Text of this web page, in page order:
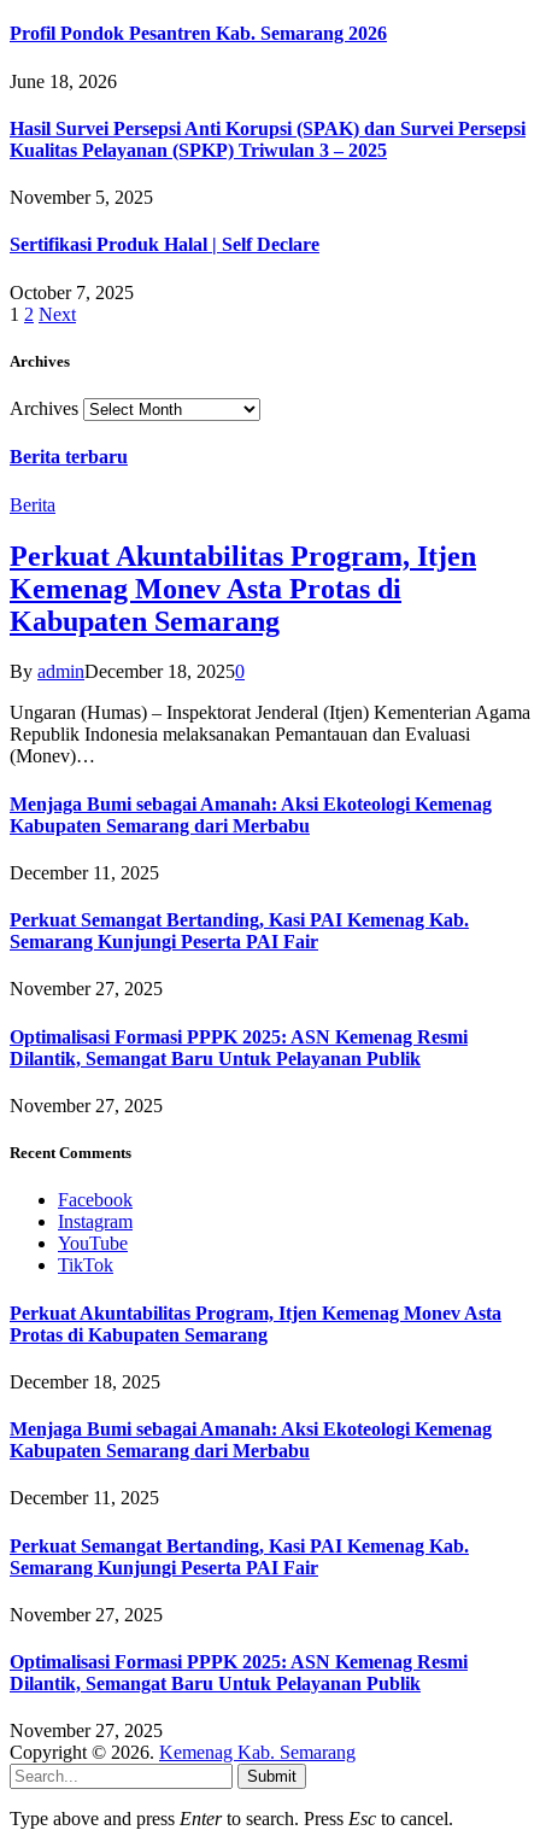
Profil Pondok Pesantren Kab. Semarang 2026
June 18, 2026
Hasil Survei Persepsi Anti Korupsi (SPAK) dan Survei Persepsi
Kualitas Pelayanan (SPKP) Triwulan 3 – 2025
November 5, 2025
Sertifikasi Produk Halal | Self Declare
October 7, 2025
1 2 Next
Archives
Archives
Berita terbaru
Berita
Perkuat Akuntabilitas Program, Itjen
Kemenag Monev Asta Protas di
Kabupaten Semarang
By adminDecember 18, 20250
Ungaran (Humas) – Inspektorat Jenderal (Itjen) Kementerian Agama
Republik Indonesia melaksanakan Pemantauan dan Evaluasi
(Monev)…
Menjaga Bumi sebagai Amanah: Aksi Ekoteologi Kemenag
Kabupaten Semarang dari Merbabu
December 11, 2025
Perkuat Semangat Bertanding, Kasi PAI Kemenag Kab.
Semarang Kunjungi Peserta PAI Fair
November 27, 2025
Optimalisasi Formasi PPPK 2025: ASN Kemenag Resmi
Dilantik, Semangat Baru Untuk Pelayanan Publik
November 27, 2025
Recent Comments
Facebook
Instagram
YouTube
TikTok
Perkuat Akuntabilitas Program, Itjen Kemenag Monev Asta
Protas di Kabupaten Semarang
December 18, 2025
Menjaga Bumi sebagai Amanah: Aksi Ekoteologi Kemenag
Kabupaten Semarang dari Merbabu
December 11, 2025
Perkuat Semangat Bertanding, Kasi PAI Kemenag Kab.
Semarang Kunjungi Peserta PAI Fair
November 27, 2025
Optimalisasi Formasi PPPK 2025: ASN Kemenag Resmi
Dilantik, Semangat Baru Untuk Pelayanan Publik
November 27, 2025
Copyright © 2026. Kemenag Kab. Semarang
Submit
Type above and press Enterto search. Press Esc to cancel.